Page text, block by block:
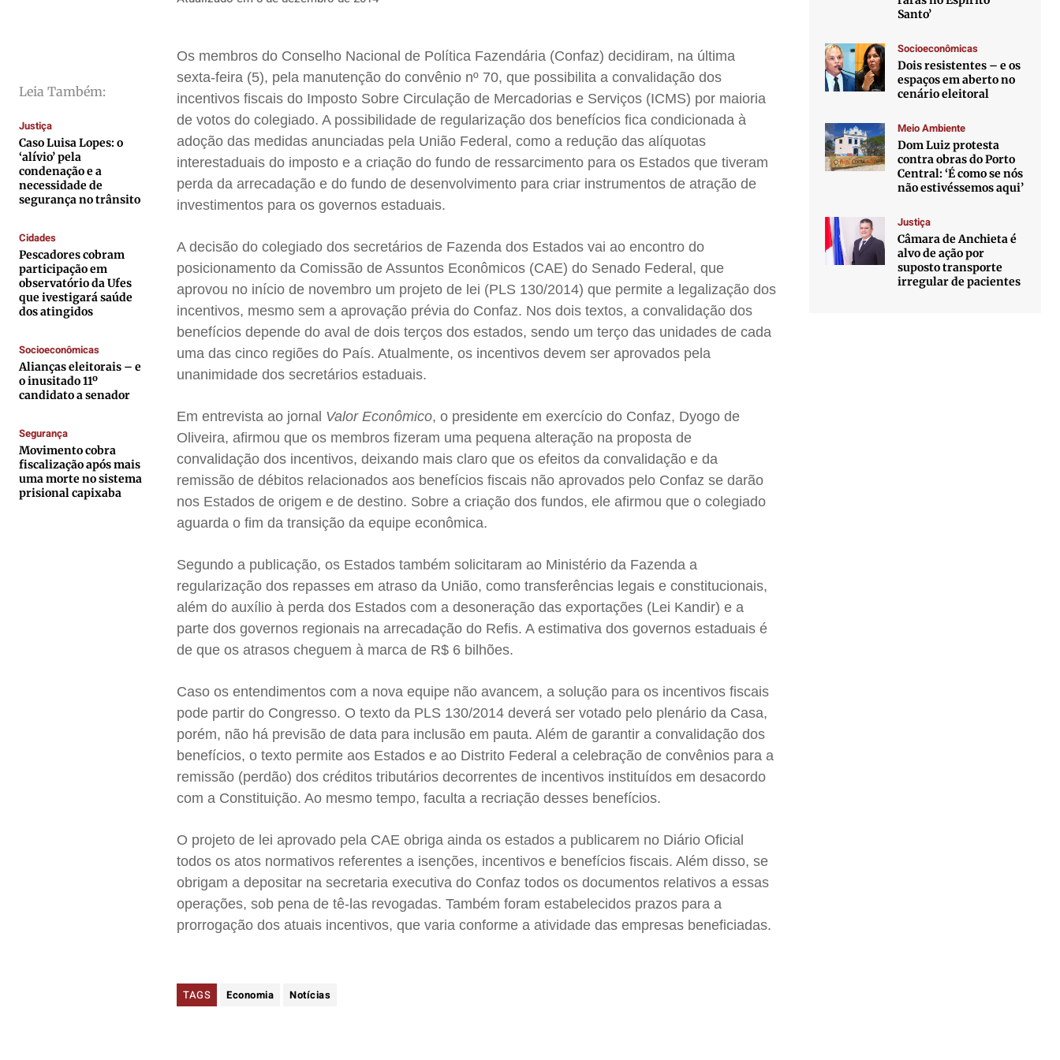
Colunas
Gustavo Bastos
Jr Mignone (in memorian)
Wanda Sily
Publicidade Legal
Anuncie
Quem Somos
Anuncie
Termos de Uso
Privacidade
Colunas
Gustavo Bastos
Jr Mignone (in memorian)
Wanda Sily
Publicidade Legal
Anuncie
Quem Somos
Anuncie
Termos de Uso
Privacidade
Colunas
Gustavo Bastos
Jr Mignone (in memorian)
Wanda Sily
Publicidade Legal
Anuncie
Quem Somos
Anuncie
Termos de Uso
Privacidade
Colunas
Gustavo Bastos
Jr Mignone (in memorian)
Wanda Sily
Publicidade Legal
Anuncie
Quem Somos
Anuncie
Termos de Uso
Privacidade
Leia Também:
Justiça
Caso Luisa Lopes: o
‘alívio’ pela
condenação e a
necessidade de
segurança no trânsito
Cidades
Pescadores cobram
participação em
observatório da Ufes
que ivestigará saúde
dos atingidos
Socioeconômicas
Alianças eleitorais – e
o inusitado 11º
candidato a senador
Segurança
Movimento cobra
fiscalização após mais
uma morte no sistema
prisional capixaba
Os membros do Conselho Nacional de Política Fazendária (Confaz) decidiram, na última
sexta-feira (5), pela manutenção do convênio nº 70, que possibilita a convalidação dos
incentivos fiscais do Imposto Sobre Circulação de Mercadorias e Serviços (ICMS) por maioria
de votos do colegiado. A possibilidade de regularização dos benefícios fica condicionada à
adoção das medidas anunciadas pela União Federal, como a redução das alíquotas
interestaduais do imposto e a criação do fundo de ressarcimento para os Estados que tiveram
perda da arrecadação e do fundo de desenvolvimento para criar instrumentos de atração de
investimentos para os governos estaduais.
A decisão do colegiado dos secretários de Fazenda dos Estados vai ao encontro do
posicionamento da Comissão de Assuntos Econômicos (CAE) do Senado Federal, que
aprovou no início de novembro um projeto de lei (PLS 130/2014) que permite a legalização dos
incentivos, mesmo sem a aprovação prévia do Confaz. Nos dois textos, a convalidação dos
benefícios depende do aval de dois terços dos estados, sendo um terço das unidades de cada
uma das cinco regiões do País. Atualmente, os incentivos devem ser aprovados pela
unanimidade dos secretários estaduais.
Em entrevista ao jornal Valor Econômico, o presidente em exercício do Confaz, Dyogo de
Oliveira, afirmou que os membros fizeram uma pequena alteração na proposta de
convalidação dos incentivos, deixando mais claro que os efeitos da convalidação e da
remissão de débitos relacionados aos benefícios fiscais não aprovados pelo Confaz se darão
nos Estados de origem e de destino. Sobre a criação dos fundos, ele afirmou que o colegiado
aguarda o fim da transição da equipe econômica.
Segundo a publicação, os Estados também solicitaram ao Ministério da Fazenda a
regularização dos repasses em atraso da União, como transferências legais e constitucionais,
além do auxílio à perda dos Estados com a desoneração das exportações (Lei Kandir) e a
parte dos governos regionais na arrecadação do Refis. A estimativa dos governos estaduais é
de que os atrasos cheguem à marca de R$ 6 bilhões.
Caso os entendimentos com a nova equipe não avancem, a solução para os incentivos fiscais
pode partir do Congresso. O texto da PLS 130/2014 deverá ser votado pelo plenário da Casa,
porém, não há previsão de data para inclusão em pauta. Além de garantir a convalidação dos
benefícios, o texto permite aos Estados e ao Distrito Federal a celebração de convênios para a
remissão (perdão) dos créditos tributários decorrentes de incentivos instituídos em desacordo
com a Constituição. Ao mesmo tempo, faculta a recriação desses benefícios.
O projeto de lei aprovado pela CAE obriga ainda os estados a publicarem no Diário Oficial
todos os atos normativos referentes a isenções, incentivos e benefícios fiscais. Além disso, se
obrigam a depositar na secretaria executiva do Confaz todos os documentos relativos a essas
operações, sob pena de tê-las revogadas. Também foram estabelecidos prazos para a
prorrogação dos atuais incentivos, que varia conforme a atividade das empresas beneficiadas.
TAGS Economia Notícias
Santo’
Socioeconômicas
Dois resistentes – e os
espaços em aberto no
cenário eleitoral
Meio Ambiente
Dom Luiz protesta
contra obras do Porto
Central: ‘É como se nós
não estivéssemos aqui’
Justiça
Câmara de Anchieta é
alvo de ação por
suposto transporte
irregular de pacientes